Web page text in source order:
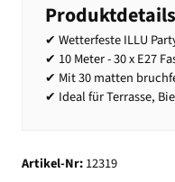
Produktdetails
✔ Wetterfeste ILLU
✔ 10 Meter - 30 x E27
✔ Mit 30 matten
✔ Ideal für Terrasse,
Artikel-Nr:12319